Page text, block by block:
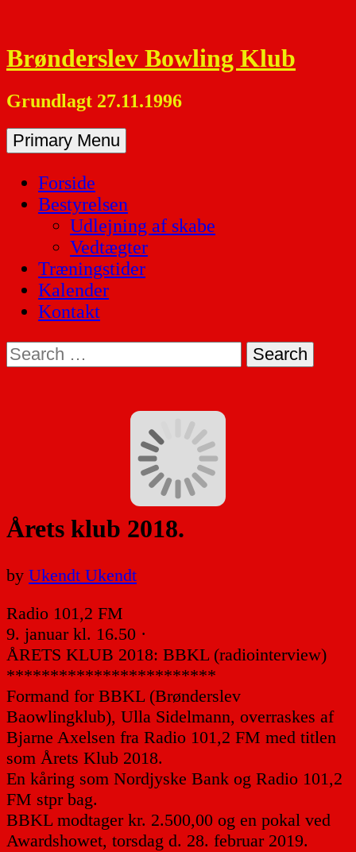
content
Brønderslev Bowling Klub
Grundlagt 27.11.1996
Primary Menu
Forside
Bestyrelsen
Udlejning af skabe
Vedtægter
Træningstider
Kalender
Kontakt
Search
for:
Årets klub 2018.
by Ukendt Ukendt
Radio 101,2 FM
9. januar kl. 16.50 ·
ÅRETS KLUB 2018: BBKL (radiointerview)
************************
Formand for BBKL (Brønderslev
Baowlingklub), Ulla Sidelmann, overraskes af
Bjarne Axelsen fra Radio 101,2 FM med titlen
som Årets Klub 2018.
En kåring som Nordjyske Bank og Radio 101,2
FM stpr bag.
BBKL modtager kr. 2.500,00 og en pokal ved
Awardshowet, torsdag d. 28. februar 2019.